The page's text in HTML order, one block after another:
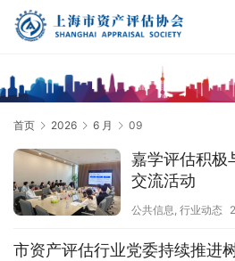
首页 2026 6 月 09
嘉学评估积极
交流活动
公共信息, 行业动态
市资产评估行业党委持续推进